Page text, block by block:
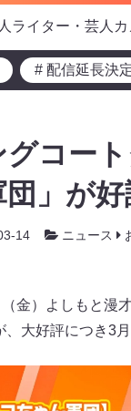
ライター・芸人
# 配信延長決
グコー
団」が
14 ニュース
金）よしもと漫
、大好評につき3